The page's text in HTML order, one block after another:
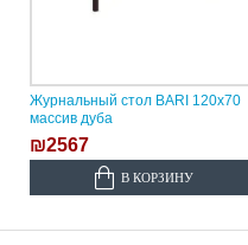
Журнальный стол BARI 120х70
массив дуба
₪2567
В КОРЗИНУ